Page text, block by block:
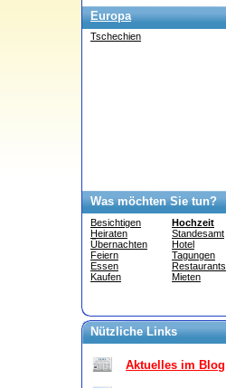
Europa
Tschechien
Was möchten Sie tun?
Besichtigen
Heiraten
Übernachten
Feiern
Essen
Kaufen
Hochzeit
Standesamt
Hotel
Tagungen
Restaurants
Mieten
Nützliche Links
Aktuelles im Blog